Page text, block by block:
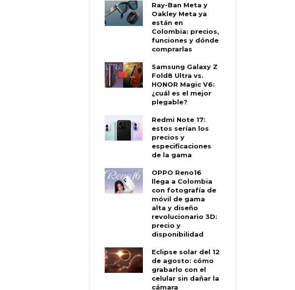
Ray-Ban Meta y
Oakley Meta ya
están en
Colombia: precios,
funciones y dónde
comprarlas
Samsung Galaxy Z
Fold8 Ultra vs.
HONOR Magic V6:
¿cuál es el mejor
plegable?
Redmi Note 17:
estos serían los
precios y
especificaciones
de la gama
OPPO Reno16
llega a Colombia
con fotografía de
móvil de gama
alta y diseño
revolucionario 3D:
precio y
disponibilidad
Eclipse solar del 12
de agosto: cómo
grabarlo con el
celular sin dañar la
cámara